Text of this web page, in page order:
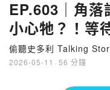
EP.603｜角落
小心牠？！等
Ghoul
偷聽史多利 Talking
2026-05-11 · 56 分鐘